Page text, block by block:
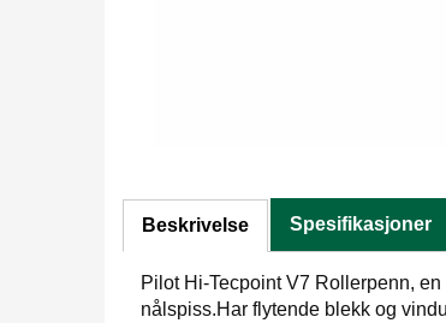
Beskrivelse Spesifikasjoner
Pilot Hi-Tecpoint V7 Rollerpenn,
nålspiss.Har flytende blekk og